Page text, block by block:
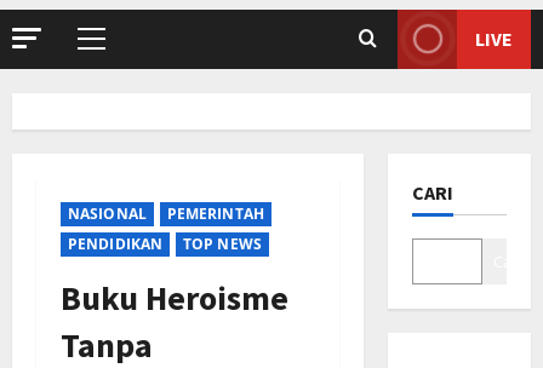
Primary
LIVE
NASIONAL
PEMERINTAH
PENDIDIKAN
TOP NEWS
Buku Heroisme
Tanpa
CARI